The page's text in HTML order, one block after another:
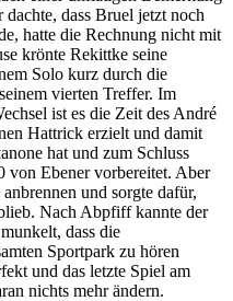
dass Bruel jetzt noch
hatte die Rechnung nicht mit
krönte Rekittke seine
Solo kurz durch die
vierten Treffer. Im
ist es die Zeit des André
Hattrick erzielt und damit
hat und zum Schluss
von Ebener vorbereitet. Aber
und sorgte dafür,
Nach Abpfiff kannte der
dass die
Sportpark zu hören
und das letzte Spiel am
nichts mehr ändern.